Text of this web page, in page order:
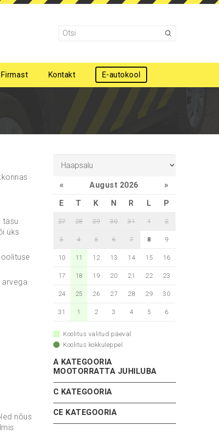
Firmast Kontakt E-autokool
tasu
üks
nõus
« August 2026
»
E
T K N R L P
27 28 29 30 31 1 2
3 4 5 6 7 8 9
10 11 12 13 14 15 16
17 18 19 20 21 22 23
24 25 26 27 28 29 30
31 1 2 3 4 5 6
Koolitus valitud päeval
Koolitus kokkuleppel
A KATEGOORIA
MOOTORRATTA JUHILUBA
C KATEGOORIA
CE KATEGOORIA